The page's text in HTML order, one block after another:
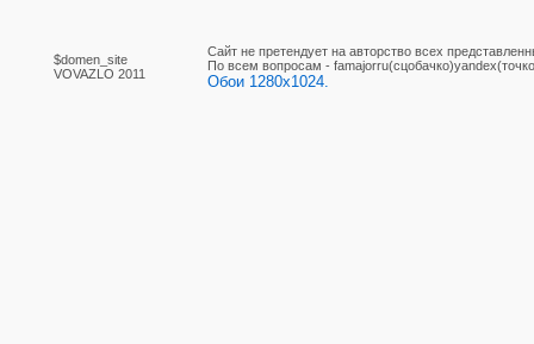
$domen_site
VOVAZLO 2011
Сайт не претендует на авторство всех
По вcем вопросам -
Обои 1280x1024.